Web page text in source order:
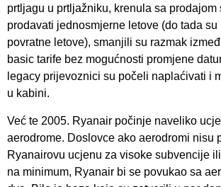
prtljagu u prtljažniku, krenula sa prodajom
prodavati jednosmjerne letove (do tada
povratne letove), smanjili su razmak
basic tarife bez mogućnosti promjene
legacy prijevoznici su počeli naplaćivati i
u kabini.
Već te 2005. Ryanair počinje naveliko
aerodrome. Doslovce ako aerodromi nisu
Ryanairovu ucjenu za visoke subvencije
na minimum, Ryanair bi se povukao sa